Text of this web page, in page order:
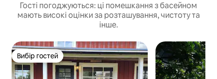
Гості погоджуються: ці помешкання з басейном
мають високі оцінки за розташування, чистоту та
інше.
Вибір гостей
Вибір гостей